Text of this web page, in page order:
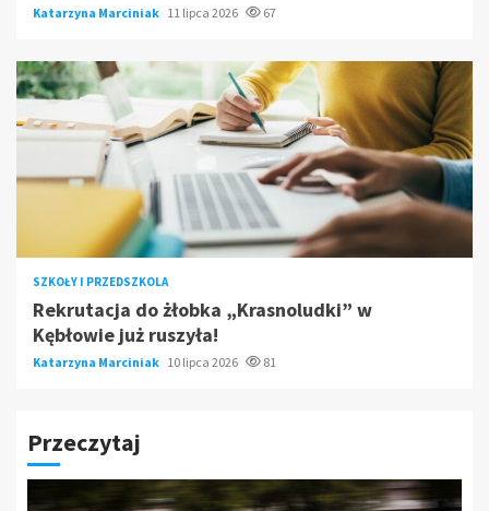
Katarzyna Marciniak 11 lipca 2026 67
SZKOŁY I PRZEDSZKOLA
Rekrutacja do żłobka „Krasnoludki” w
Kębłowie już ruszyła!
Katarzyna Marciniak 10 lipca 2026 81
Przeczytaj